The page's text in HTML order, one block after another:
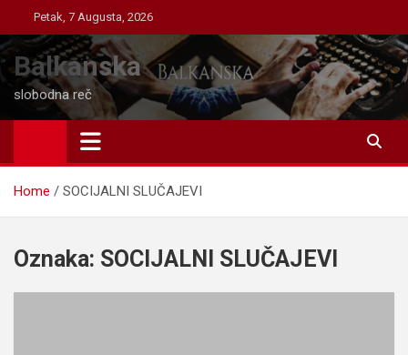
to
content
Petak, 7 Augusta, 2026
Balkanska
slobodna reč
Home SOCIJALNI SLUČAJEVI
Oznaka: SOCIJALNI SLUČAJEVI